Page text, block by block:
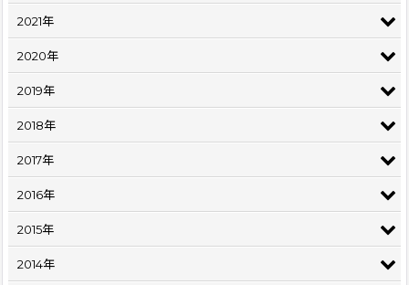
2021年
2020年
2019年
2018年
2017年
2016年
2015年
2014年